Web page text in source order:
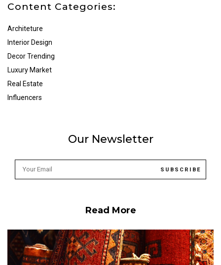
Content Categories:
Architeture
Interior Design
Decor Trending
Luxury Market
Real Estate
Influencers
Our Newsletter
Read More